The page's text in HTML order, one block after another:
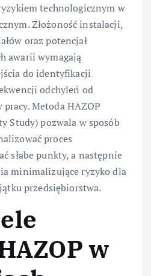
technologicznym w
Złożoność instalacji,
oraz potencjał
awarii wymagają
do identyfikacji
odchyleń od
Metoda HAZOP
Study) pozwala w sposób
proces
słabe punkty, a następnie
minimalizujące ryzyko dla
przedsiębiorstwa.
w